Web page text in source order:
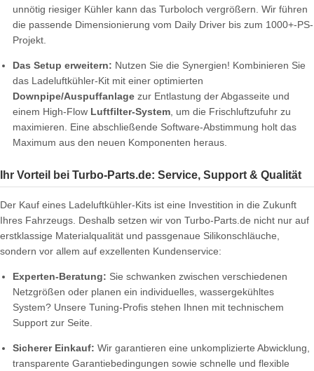
unnötig riesiger Kühler kann das Turboloch vergrößern. Wir führen
die passende Dimensionierung vom Daily Driver bis zum 1000+-PS-
Projekt.
Das Setup erweitern: Nutzen Sie die Synergien! Kombinieren Sie
das Ladeluftkühler-Kit mit einer optimierten
Downpipe/Auspuffanlage zur Entlastung der Abgasseite und
einem High-Flow Luftfilter-System , um die Frischluftzufuhr zu
maximieren. Eine abschließende Software-Abstimmung holt das
Maximum aus den neuen Komponenten heraus.
Ihr Vorteil bei Turbo-Parts.de: Service, Support & Qualität
Der Kauf eines Ladeluftkühler-Kits ist eine Investition in die Zukunft
Ihres Fahrzeugs. Deshalb setzen wir von Turbo-Parts.de nicht nur auf
erstklassige Materialqualität und passgenaue Silikonschläuche,
sondern vor allem auf exzellenten Kundenservice:
Experten-Beratung: Sie schwanken zwischen verschiedenen
Netzgrößen oder planen ein individuelles, wassergekühltes
System? Unsere Tuning-Profis stehen Ihnen mit technischem
Support zur Seite.
Sicherer Einkauf: Wir garantieren eine unkomplizierte Abwicklung,
transparente Garantiebedingungen sowie schnelle und flexible